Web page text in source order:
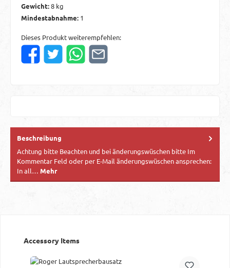
Gewicht:8 kg
Mindestabnahme: 1
Dieses Produkt weiterempfehlen:
Beschreibung
Achtung bitte Beachten und bei änderungswüschen bitte Im
Kommentar Feld oder per E-Mail änderungswüschen ansprechen:
In all… Mehr
Produktgalerie überspringen
Accessory Items